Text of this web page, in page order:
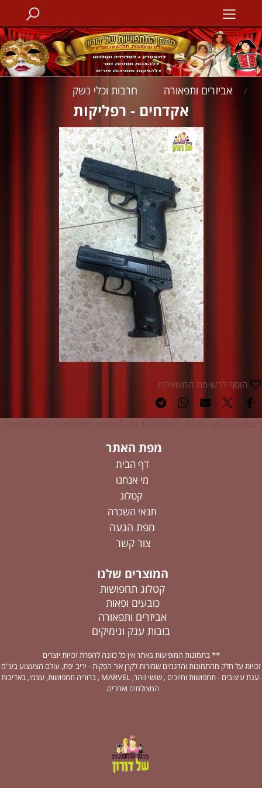
/ אביזרים ותפאורה חרבות וכלי נשק
אקדחים - רפליקות
הוסף לרשימת המשאלות
מפת האתר
דף הבית
מי אנחנו
קטלוג
תנאי השכרה
מפת הגעה
צור קשר
המוצרים שלנו
קטלוג תחפושות
כובעים ופאות
אביזרים ותפאורה
בובות ענק וגימיקים
** בתמונות המופיעות באתר אין כל כוונה להפרת זכויות יוצרים
זכויות על חלק מהתמונות והדגמים שמורות לקרן אור הפקות - יריב יפת, עולם הצעצוע בע"מ
-ענת עיצובים - תחפושות וחיוכים , שושי זוהר, MARVEL , ברוריה תחפושות, עצמי, באדיבות
המצולמים ואחרים.